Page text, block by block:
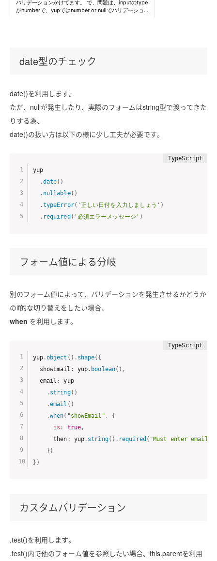
date型のチェック
date()を利用します。
ただ、nullが発生したり、実際のフォームはstring型で渡ってきた
りする為、
date()の扱い方は以下の様に少し工夫が必要です。
yup
.date( )
. nullable( )
.typeError( '正しい日付を入力しましょう' )
. required ( '必須エラーメッセージ' )
フォーム値による分岐
別のフォーム値によって、バリデーションを発生させるかどうか
のif的な切り替えをしたい場合、
when を利用します。
yup.object ( ) . shape( {
  showEmail
: yup . boolean( ) ,
  email
:
yup
. string( )
.email ( )
.when( "showEmail" ,
{
is : true,
      then
: yup . string( ) . required ( "Must enter email
} )
} )
カスタムバリデーション
.test()を利用します。
.test()内で他のフォーム値を参照したい場合、this.parentを利用